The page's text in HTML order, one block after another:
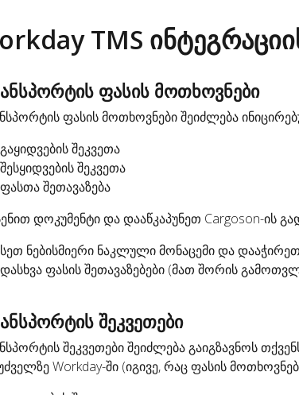
TMS
ფასის მოთხოვნები
ფასის მოთხოვნები შეიძლება
გაყიდვების შეკვეთა
შესყიდვების შეკვეთა
ფასთა შეთავაზება
დოკუმენტი და დააწკაპუნეთ Cargoson-ის
ნებისმიერი ნაკლული მონაცემი და დააჭირეთ
ფასის შეთავაზებები (მათ შორის
შეკვეთები
შეკვეთები შეიძლება გაიგზავნოს
Workday-ში (იგივე, რაც ფასის